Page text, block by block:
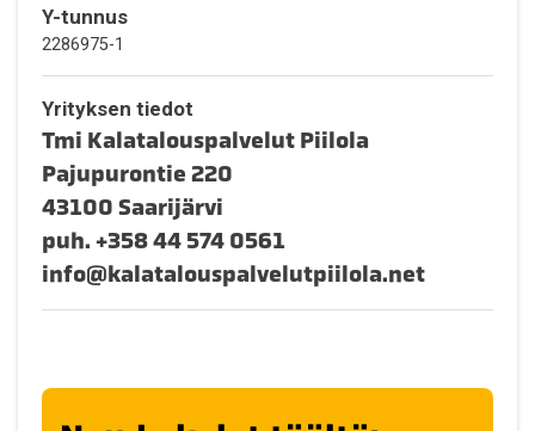
Y-tunnus
2286975-1
Yrityksen tiedot
Tmi Kalatalouspalvelut Piilola
Pajupurontie 220
43100 Saarijärvi
puh. +358 44 574 0561
info
kalatalouspalvelutpiilola.net